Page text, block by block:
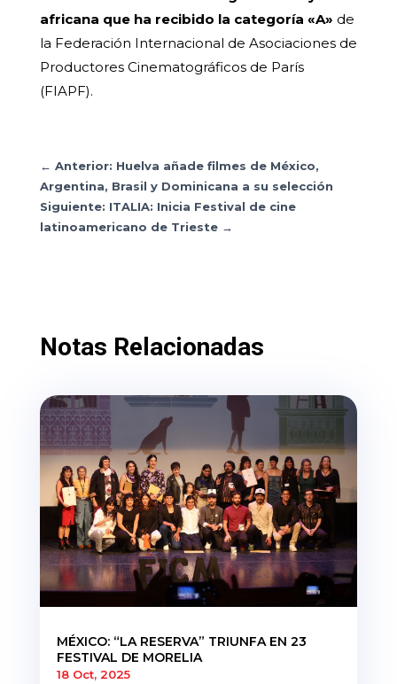
africana que ha recibido la categoría «A» de
la Federación Internacional de Asociaciones de
Productores Cinematográficos de París
(FIAPF).
← Anterior: Huelva añade filmes de México,
Argentina, Brasil y Dominicana a su selección
Siguiente: ITALIA: Inicia Festival de cine
latinoamericano de Trieste→
Notas Relacionadas
MÉXICO: “LA RESERVA” TRIUNFA EN 23
FESTIVAL DE MORELIA
18 Oct, 2025